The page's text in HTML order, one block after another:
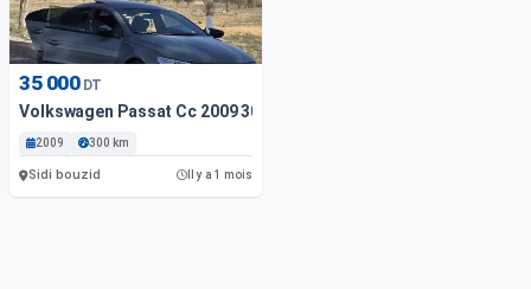
35 000 DT
Volkswagen Passat Cc 2009 300. 000 Km
2009 300 km
Sidi bouzid Il y a 1 mois